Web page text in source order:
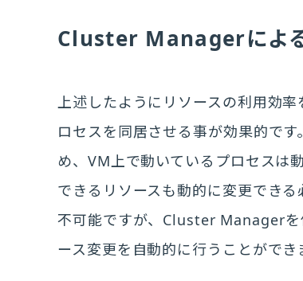
Cluster Managerによ
上述したようにリソースの利用効
ロセスを同居させる事が効果的で
め、VM上で動いているプロセスは
できるリソースも動的に変更でき
不可能ですが、Cluster Managerを
ース変更を自動的に行うことができ